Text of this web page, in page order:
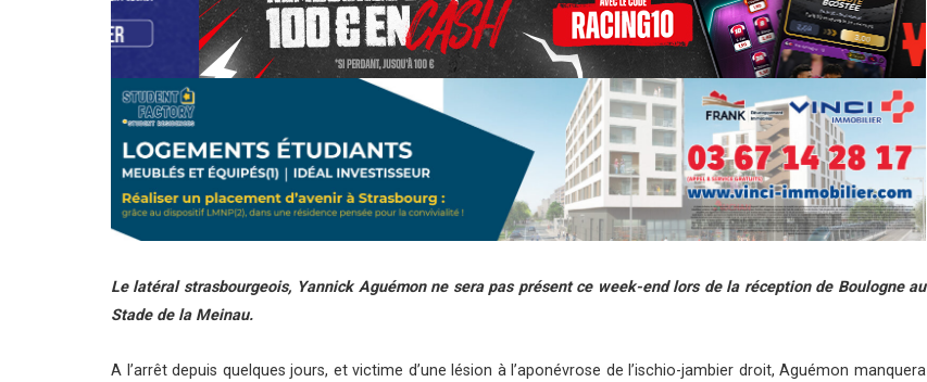
Le latéral strasbourgeois, Yannick Aguémon ne sera pas présent ce week-end lors de la réception de Boulogne au
Stade de la Meinau.
A l’arrêt depuis quelques jours, et victime d’une lésion à l’aponévrose de l’ischio-jambier droit, Aguémon manquera